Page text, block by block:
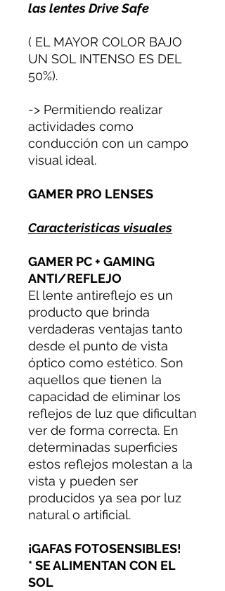
las lentes Drive Safe
( EL MAYOR COLOR BAJO
UN SOL INTENSO ES DEL
50%).
-> Permitiendo realizar
actividades como
conducción con un campo
visual ideal.
GAMER PRO LENSES
Caracteristicas visuales
GAMER PC + GAMING
ANTI/REFLEJO
El lente antireflejo es un
producto que brinda
verdaderas ventajas tanto
desde el punto de vista
óptico como estético. Son
aquellos que tienen la
capacidad de eliminar los
reflejos de luz que dificultan
ver de forma correcta. En
determinadas superficies
estos reflejos molestan a la
vista y pueden ser
producidos ya sea por luz
natural o artificial.
¡GAFAS FOTOSENSIBLES!
* SE ALIMENTAN CON EL
SOL